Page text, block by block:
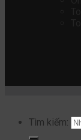
Tìm kiếm: